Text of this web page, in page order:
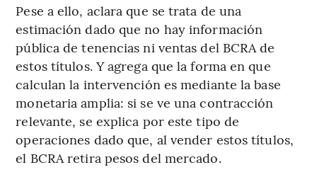
Pese a ello, aclara que se trata de una
estimación dado que no hay información
pública de tenencias ni ventas del BCRA de
estos títulos. Y agrega que la forma en que
calculan la intervención es mediante la base
monetaria amplia: si se ve una contracción
relevante, se explica por este tipo de
operaciones dado que, al vender estos títulos,
el BCRA retira pesos del mercado.